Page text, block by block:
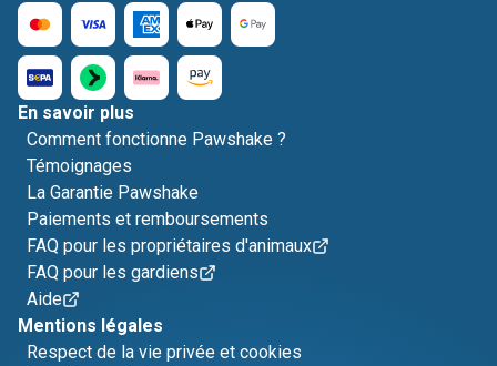
En savoir plus
Comment fonctionne Pawshake ?
Témoignages
La Garantie Pawshake
Paiements et remboursements
FAQ pour les propriétaires d'animaux
FAQ pour les gardiens
Aide
Mentions légales
Respect de la vie privée et cookies